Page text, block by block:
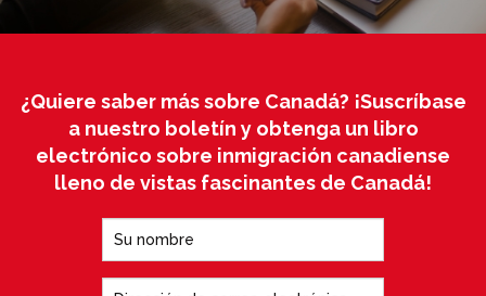
¿Quiere saber más sobre Canadá? ¡Suscríbase
a nuestro boletín y obtenga un libro
electrónico sobre inmigración canadiense
lleno de vistas fascinantes de Canadá!